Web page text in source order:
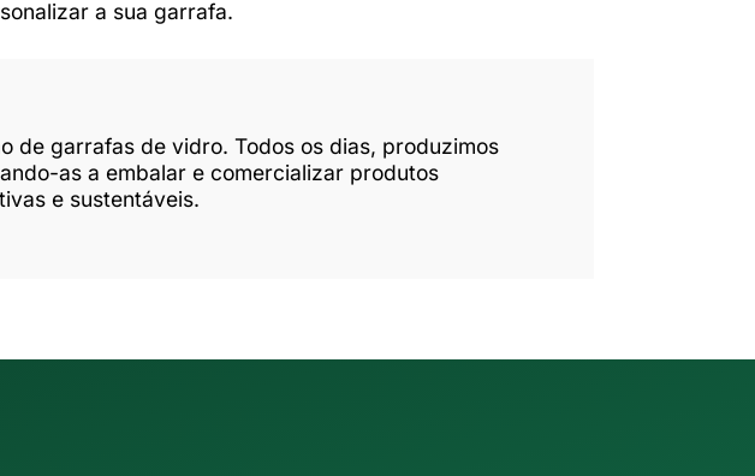
a sua garrafa.
de garrafas de vidro. Todos os dias, produzimos
as a embalar e comercializar produtos
e sustentáveis.